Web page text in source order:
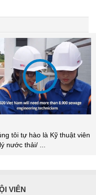
tôi tự hào là Kỹ thuật viên
nước thải/ ...
VIÊN